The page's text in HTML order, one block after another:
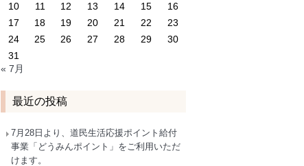
10
11 12 13 14 15
16
17
18 19 20 21 22
23
24
25 26 27 28 29
30
31
« 7月
最近の投稿
7月28日より、道民生活応援ポイント給付
事業「どうみんポイント」をご利用いただ
けます。